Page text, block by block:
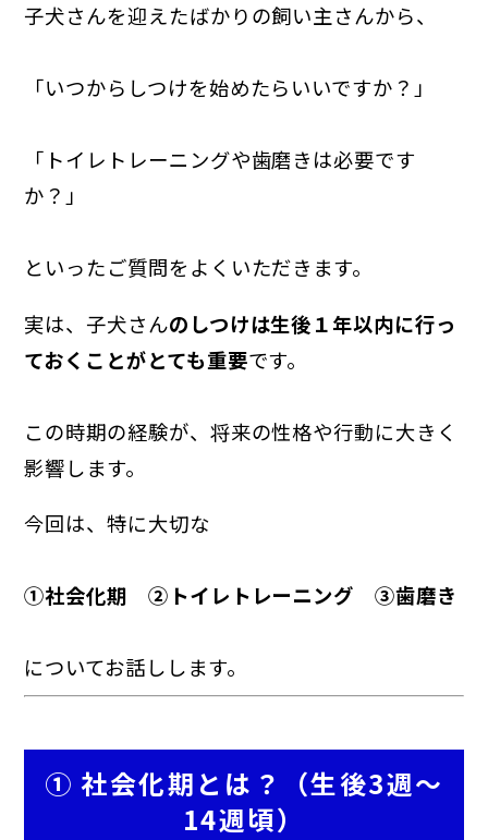
子犬さんを迎えたばかりの飼い主さんから、
「いつからしつけを始めたらいいですか？」
「トイレトレーニングや歯磨きは必要です
か？」
といったご質問をよくいただきます。
実は、子犬さんのしつけは生後１年以内に行っ
ておくことがとても重要です。
この時期の経験が、将来の性格や行動に大きく
影響します。
今回は、特に大切な
①社会化期 ②トイレトレーニング ③歯磨き
についてお話しします。
① 社会化期とは？（生後3週～
14週頃）